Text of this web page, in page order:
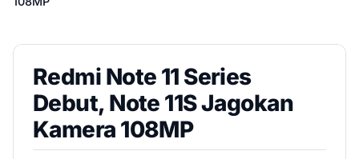
Redmi Note 11 Series
Debut, Note 11S Jagokan
Kamera 108MP